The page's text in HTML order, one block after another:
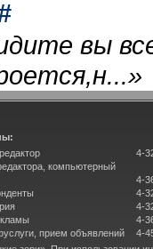
вы
»
компьютерный
прием объявлений
4-
4-
4-
4-
4-
4-